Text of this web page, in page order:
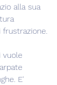
alla sua
vuole
E'